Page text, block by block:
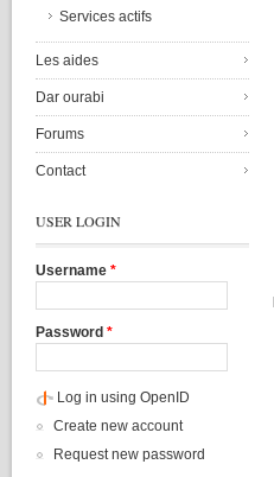
Services actifs
Les aides
Dar ourabi
Forums
Contact
USER LOGIN
Username *
Password *
Log in using OpenID
Create new account
Request new password